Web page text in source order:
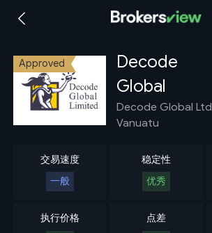
Approved
Decode
Global
Decode Global Ltd
Vanuatu
交易速度
一般
稳定性
优秀
执行价格
点差